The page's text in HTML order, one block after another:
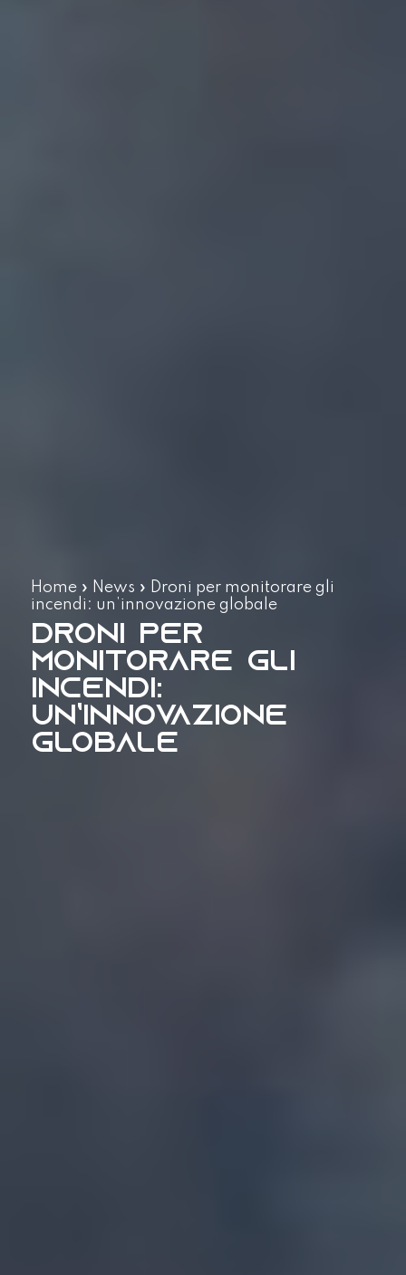
Home» News »
Droni per monitorare gli
incendi: un’innovazione globale
Droni per
monitorare gli
incendi:
un’innovazione
globale